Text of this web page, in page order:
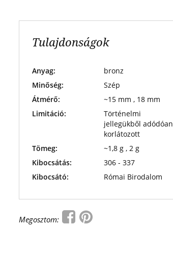
Tulajdonságok
Anyag:
bronz
Minőség:
Szép
Átmérő:
~15 mm , 18 mm
Limitáció:
Történelmi
jellegükből adódóan
korlátozott
Tömeg:
~1,8 g , 2 g
Kibocsátás:
306 - 337
Kibocsátó:
Római Birodalom
Megosztom: